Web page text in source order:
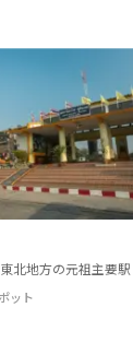
北地方の元祖主要駅
ット